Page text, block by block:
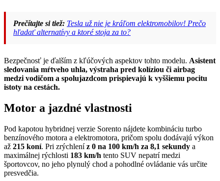
Prečítajte si tiež: Tesla už nie je kráľom elektromobilov! Prečo
hľadať alternatívy a ktoré stoja za to?
Bezpečnosť je ďalším z kľúčových aspektov tohto modelu. Asistent
sledovania mŕtveho uhla, výstraha pred kolíziou či airbag
medzi vodičom a spolujazdcom prispievajú k vyššiemu pocitu
istoty na cestách.
Motor a jazdné vlastnosti
Pod kapotou hybridnej verzie Sorento nájdete kombináciu turbo
benzínového motora a elektromotora, pričom spolu dodávajú výkon
až 215 koní. Pri zrýchleníz 0 na 100 km/h za 8,1 sekundy a
maximálnej rýchlosti 183 km/h tento SUV nepatrí medzi
športovcov, no jeho plynulý chod a pohodlné ovládanie vás určite
presvedčia.